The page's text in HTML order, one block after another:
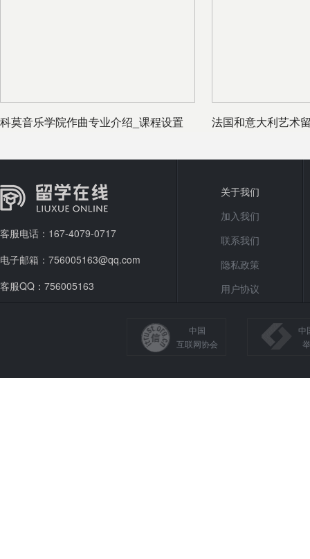
科莫音乐学院作曲专业介绍_课程设置 法国和意大利艺术
客服电话：167-4079-0717
电子邮箱：756005163@qq.com
客服QQ：756005163
关于我们
加入我们
联系我们
隐私政策
用户协议
中国
互联网协会
中